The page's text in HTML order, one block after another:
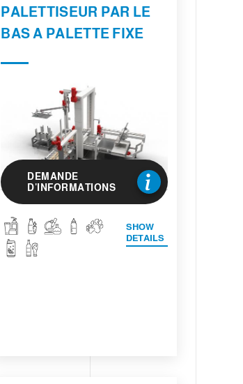
PALETTISEUR PAR LE
BAS A PALETTE FIXE
DEMANDE
D'INFORMATIONS
SHOW
DETAILS